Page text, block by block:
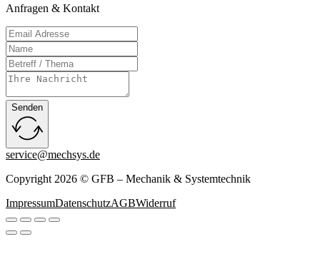
Anfragen & Kontakt
Senden
service@mechsys.de
Copyright 2026 © GFB – Mechanik & Systemtechnik
ImpressumDatenschutzAGBWiderruf